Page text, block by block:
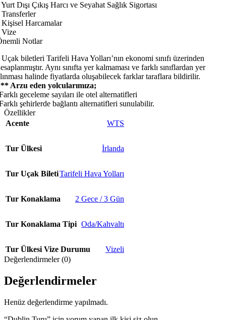
Yurt Dışı Çıkış Harcı ve Seyahat Sağlık Sigortası
Transferler
Kişisel Harcamalar
Vize
Notlar
Uçak biletleri Tarifeli Hava Yolları’nın ekonomi sınıfı üzerinden
Aynı sınıfta yer kalmaması ve farklı sınıflardan yer
halinde fiyatlarda oluşabilecek farklar taraflara bildirilir.
Arzu eden yolcularımıza;
geceleme sayıları ile otel alternatifleri
şehirlerde bağlantı alternatifleri sunulabilir.
Özellikler
Acente
WTS
Tur Ülkesi İrlanda
Tur Uçak BiletiTarifeli Hava Yolları
Tur Konaklama 2 Gece / 3 Gün
Tur Konaklama Tipi Oda/Kahvaltı
Tur Ülkesi Vize Durumu
Vizeli
Değerlendirmeler (0)
Değerlendirmeler
Henüz değerlendirme yapılmadı.